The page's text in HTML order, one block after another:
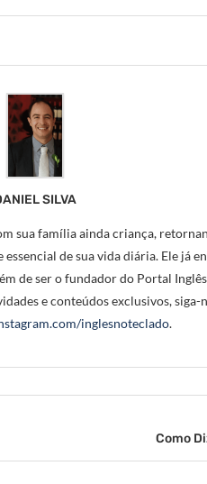
SILVA
sua família ainda criança,
de sua vida diária. Ele já
de ser o fundador do Portal
e conteúdos exclusivos, siga-
inglesnoteclado.
Como